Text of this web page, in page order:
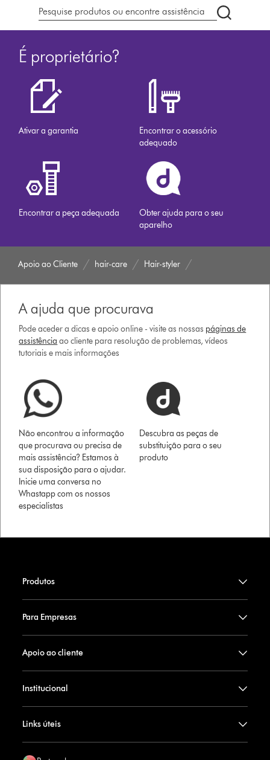
Pesquisar
em
É proprietário?
Ativar a garantia
Encontrar o acessório
adequado
Encontrar a peça adequada
Obter ajuda para o seu
aparelho
Apoio ao Cliente hair-care Hair-styler
A ajuda que procurava
Pode aceder a dicas e apoio online - visite as nossas páginas de
assistência ao cliente para resolução de problemas, vídeos
tutoriais e mais informações
Não encontrou a informação
que procurava ou precisa de
mais assistência? Estamos à
sua disposição para o ajudar.
Inicie uma conversa no
Whastapp com os nossos
especialistas
Descubra as peças de
substituição para o seu
produto
Produtos
Para Empresas
Apoio ao cliente
Institucional
Links úteis